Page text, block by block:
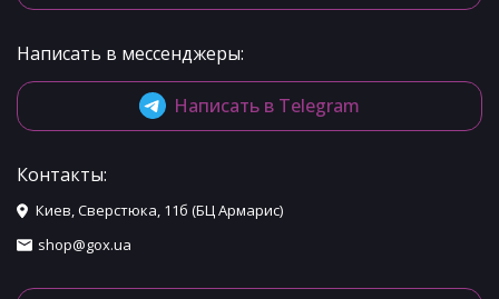
Написать в мессенджеры:
Написать в Telegram
Контакты:
Киев, Сверстюка, 11б (БЦ Армарис)
shop@gox.ua